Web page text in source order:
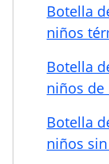
Botella
niños
Botella
niños de
Botella
niños sin